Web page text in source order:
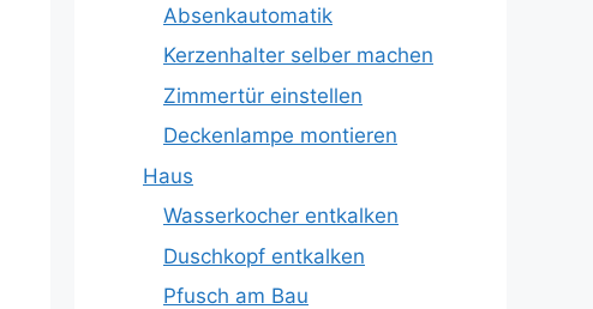
Absenkautomatik
Kerzenhalter selber machen
Zimmertür einstellen
Deckenlampe montieren
Haus
Wasserkocher entkalken
Duschkopf entkalken
Pfusch am Bau